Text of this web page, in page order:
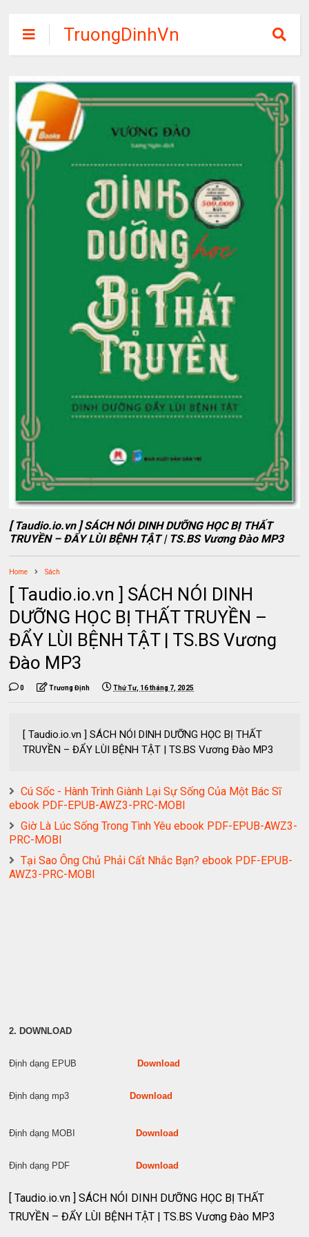
TruongDinhVn
Chia sẽ ebook,
các khóa học,
phần mềm học
tập miễn phí
[ Taudio.io.vn ] SÁCH NÓI DINH DƯỠNG HỌC BỊ THẤT
TRUYỀN – ĐẨY LÙI BỆNH TẬT | TS.BS Vương Đào MP3
Home Sách
[ Taudio.io.vn ] SÁCH NÓI DINH
DƯỠNG HỌC BỊ THẤT TRUYỀN –
ĐẨY LÙI BỆNH TẬT | TS.BS Vương
Đào MP3
0 Trương Định Thứ Tư, 16 tháng 7, 2025
[ Taudio.io.vn ] SÁCH NÓI DINH DƯỠNG HỌC BỊ THẤT
TRUYỀN – ĐẨY LÙI BỆNH TẬT | TS.BS Vương Đào MP3
Cú Sốc - Hành Trình Giành Lại Sự Sống Của Một Bác Sĩ
ebook PDF-EPUB-AWZ3-PRC-MOBI
Giờ Là Lúc Sống Trong Tình Yêu ebook PDF-EPUB-AWZ3-
PRC-MOBI
Tại Sao Ông Chủ Phải Cất Nhắc Bạn? ebook PDF-EPUB-
AWZ3-PRC-MOBI
2. DOWNLOAD
Định dạng EPUB Download
Định dạng mp3 Download
Định dạng MOBI Download
Định dạng PDF Download
[ Taudio.io.vn ] SÁCH NÓI DINH DƯỠNG HỌC BỊ THẤT
TRUYỀN – ĐẨY LÙI BỆNH TẬT | TS.BS Vương Đào MP3